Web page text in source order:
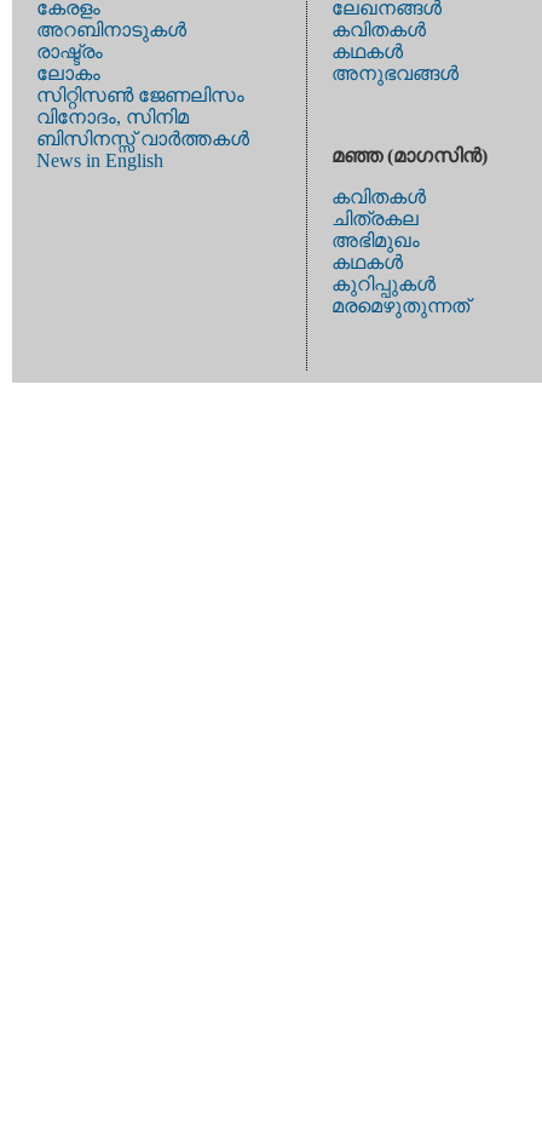
കേരളം
അറബിനാടുകള്‍
രാഷ്ട്രം
ലോകം
സിറ്റിസണ്‍ ജേണലിസം
വിനോദം, സിനിമ
ബിസിനസ്സ് വാര്‍ത്തകള്‍
News in English
ലേഖനങ്ങള്‍
കവിതകള്‍
കഥകള്‍
അനുഭവങ്ങള്‍
മഞ്ഞ (മാഗസിന്‍)
കവിതകള്‍
ചിത്രകല
അഭിമുഖം
കഥകള്‍
കുറിപ്പുകള്‍
മരമെഴുതുന്നത്